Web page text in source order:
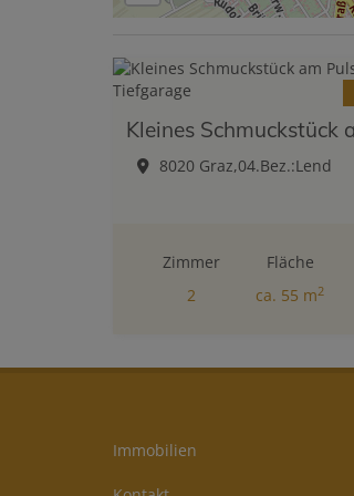
8020 Graz,04.Bez.:Lend
Zimmer
2
Fläche
ca. 55 m2
Immobilien